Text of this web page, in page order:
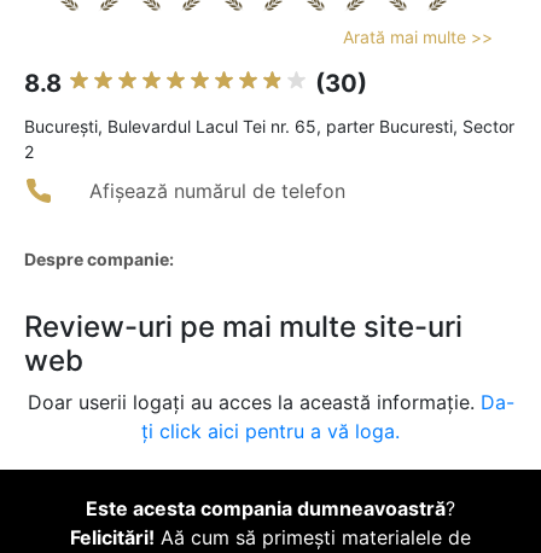
Arată mai multe >>
8.8 (30)
Bucureşti, Bulevardul Lacul Tei nr. 65, parter Bucuresti, Sector
2
Afișează numărul de telefon
Despre companie:
Review-uri pe mai multe site-uri
web
Doar userii logați au acces la această informație. Da-
ți click aici pentru a vă loga.
Este acesta compania dumneavoastră?
Felicitări! Aă cum să primești materialele de